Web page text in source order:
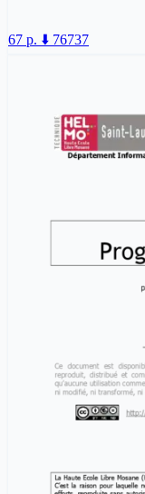
67 p. ⬇️ 76737